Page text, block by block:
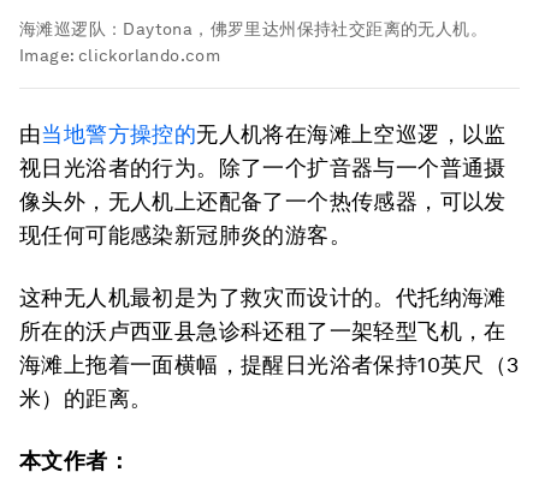
海滩巡逻队：Daytona，佛罗里达州保持社交距离的无人机。
Image: clickorlando.com
由当地警方操控的无人机将在海滩上空巡逻，以监
视日光浴者的行为。除了一个扩音器与一个普通摄
像头外，无人机上还配备了一个热传感器，可以发
现任何可能感染新冠肺炎的游客。
这种无人机最初是为了救灾而设计的。代托纳海滩
所在的沃卢西亚县急诊科还租了一架轻型飞机，在
海滩上拖着一面横幅，提醒日光浴者保持10英尺（3
米）的距离。
本文作者：